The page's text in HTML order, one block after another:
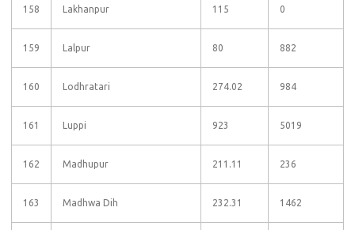
158 Lakhanpur 115 0
159 Lalpur 80 882
160 Lodhratari 274.02 984
161 Luppi 923 5019
162 Madhupur 211.11 236
163 Madhwa Dih 232.31 1462